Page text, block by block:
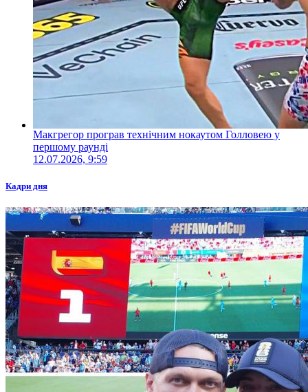
Макгрегор програв технічним нокаутом Голловею у
першому раунді
12.07.2026, 9:59
Кадри дня